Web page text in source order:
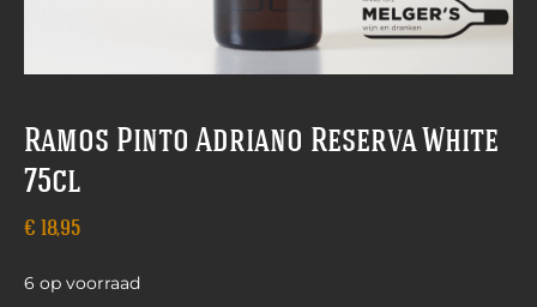
Ramos Pinto Adriano Reserva White
75cl
€ 18,95
6 op voorraad